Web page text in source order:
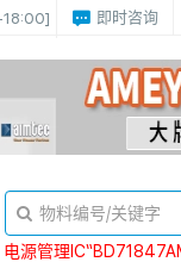
18:00] 即时咨询
电源管理